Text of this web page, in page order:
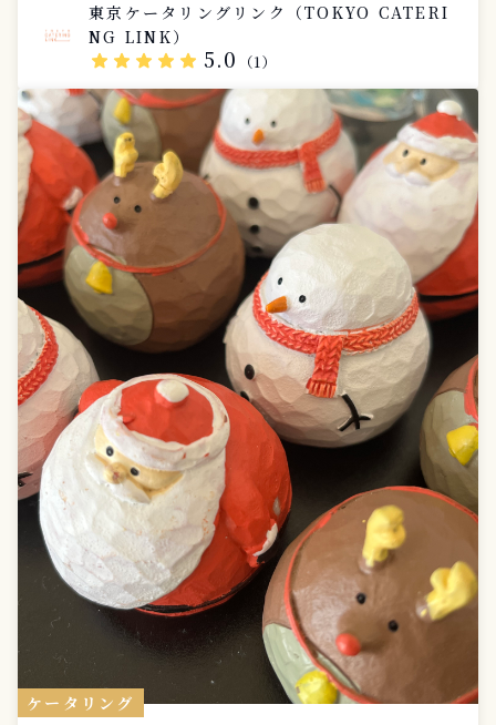
東京ケータリングリンク（TOKYO CATERI
NG LINK）
star star star star star 5.0 （1）
ケータリング